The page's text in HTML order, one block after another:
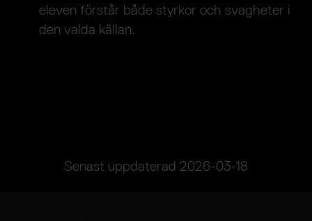
eleven förstår både styrkor och svagheter i
den valda källan.
Senast uppdaterad 2026-03-18